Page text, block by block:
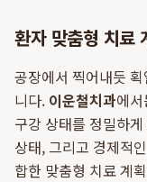
환자 맞춤형 치료
공장에서 찍어내듯
니다. 이운철치과에
구강 상태를 정밀하
상태, 그리고 경제적
합한 맞춤형 치료 계